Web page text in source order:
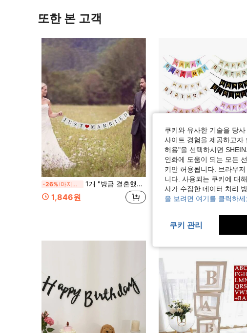
또한 본 고객
-26% 마지막 3일 1개 "방금 결혼했어요" 글자와 리본 꼬리가 있는 흰색 웨딩 장식용 배너
1,846원
1,022원 절
-45% 1개 생일 축하 골드 호일 페넌트 깃발, 파티 용품 장식 배너, 축하 생일 파티 배경을 위한 미
1,268원
쿠키와 유사한 기술을 당
사이트 경험을 제공하고자
허용"을 선택하시면
인화에 도움이 되는 모든
키만 허용됩니다. 브라우
니다. 사용되는 쿠키에 대
사가 수집한 데이터 처리
을 보려면 여기를 클릭하세
쿠키 관리